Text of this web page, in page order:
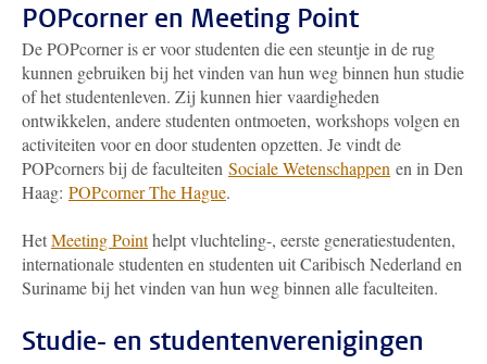
POPcorner en Meeting Point
De POPcorner is er voor studenten die een steuntje in de rug
kunnen gebruiken bij het vinden van hun weg binnen hun studie
of het studentenleven. Zij kunnen hier vaardigheden
ontwikkelen, andere studenten ontmoeten, workshops volgen en
activiteiten voor en door studenten opzetten. Je vindt de
POPcorners bij de faculteiten Sociale Wetenschappen en in Den
Haag: POPcorner The Hague.
HetMeeting Pointhelpt vluchteling-, eerste generatiestudenten,
internationale studenten en studenten uit Caribisch Nederland en
Suriname bij het vinden van hun weg binnen alle faculteiten.
Studie- en studentenverenigingen